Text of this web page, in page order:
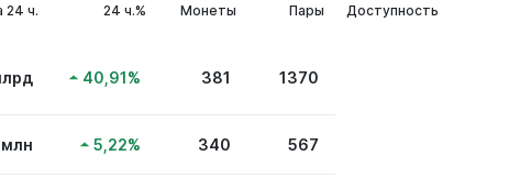
24 ч. 24 ч.% Монеты Пары Доступность
40,91% 381 1370
5,22% 340 567